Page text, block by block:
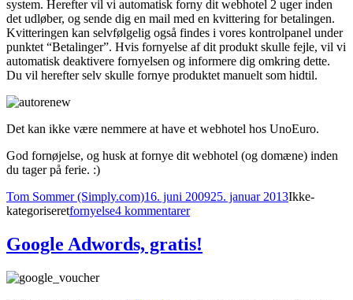
system. Herefter vil vi automatisk forny dit webhotel 2 uger inden
det udløber, og sende dig en mail med en kvittering for betalingen.
Kvitteringen kan selvfølgelig også findes i vores kontrolpanel under
punktet “Betalinger”. Hvis fornyelse af dit produkt skulle fejle, vil vi
automatisk deaktivere fornyelsen og informere dig omkring dette.
Du vil herefter selv skulle fornye produktet manuelt som hidtil.
Det kan ikke være nemmere at have et webhotel hos UnoEuro.
God fornøjelse, og husk at fornye dit webhotel (og domæne) inden
du tager på ferie. :)
Forfatter
Tom Sommer (Simply.com)Udgivet
16. juni 200925. januar 2013Kategorier
Ikke-
kategoriseretTags
fornyelse4 kommentarertil
feature:
Automatisk
Google Adwords, gratis!